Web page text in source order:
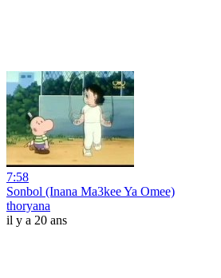
7:58
Sonbol (Inana Ma3kee Ya Omee)
thoryana
il y a 20 ans